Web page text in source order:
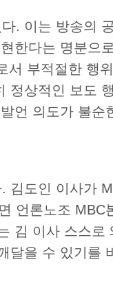
. 이는 방송의
한다는 명분으
서 부적절한 행
정상적인 보도
언 의도가 불순
. 김도인 이사가
언론노조 MBC
김 이사 스스로
달을 수 있기를